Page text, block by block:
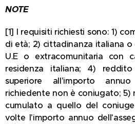
NOTE
[1] I requisiti richiesti sono: 1)
di età; 2) cittadinanza italiana
U.E o extracomunitaria con
residenza italiana; 4)
superiore all'importo
richiedente non è coniugato;
cumulato a quello del
volte l'importo annuo